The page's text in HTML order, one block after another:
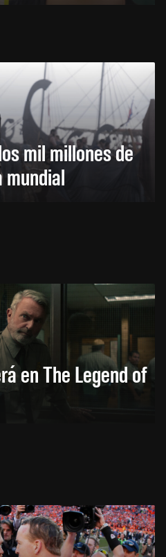
mil millones de
mundial
en The Legend of